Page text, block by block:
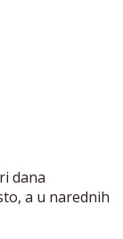
dana
a u narednih